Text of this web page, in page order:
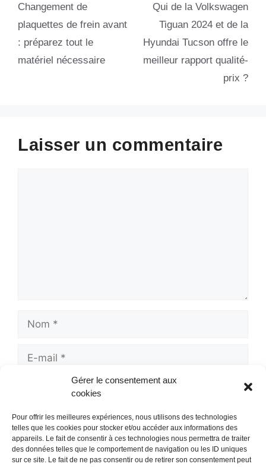
Gérer le consentement aux
cookies
Pour offrir les meilleures expériences, nous utilisons des technologies
telles que les cookies pour stocker et/ou accéder aux informations des
appareils. Le fait de consentir à ces technologies nous permettra de traiter
des données telles que le comportement de navigation ou les ID uniques
sur ce site. Le fait de ne pas consentir ou de retirer son consentement peut
Changement de
plaquettes de frein avant
: préparez tout le
matériel nécessaire
Qui de la Volkswagen
Tiguan 2024 et de la
Hyundai Tucson offre le
meilleur rapport qualité-
prix ?
Laisser un commentaire
Nom